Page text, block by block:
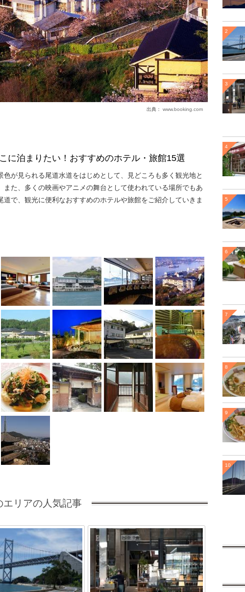
出典： www.booking.com
に泊まりたい！おすすめのホテル・旅館15選
色が見られる尾道水道をはじめとして、見どころも多く観光地と
また、多くの映画やアニメの舞台として使われている場所でもあ
道で、観光に便利なおすすめのホテルや旅館をご紹介していきま
エリアの人気記事
2
3
4
5
6
7
8
9
10